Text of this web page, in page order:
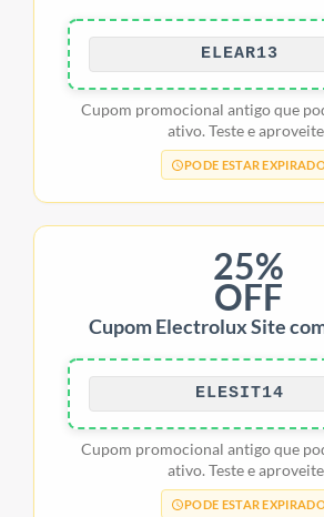
ELEAR13
Cupom promocional antigo que
ativo. Teste e
PODE ESTAR
25%
OFF
Cupom Electrolux Site
ELESIT14
Cupom promocional antigo que
ativo. Teste e
PODE ESTAR